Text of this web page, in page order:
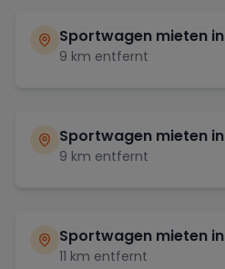
Sportwagen mieten in
9 km entfernt
Sportwagen mieten in
9 km entfernt
Sportwagen mieten in
11 km entfernt